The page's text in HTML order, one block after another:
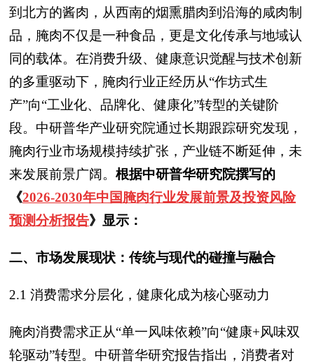
到北方的酱肉，从西南的烟熏腊肉到沿海的咸肉制
品，腌肉不仅是一种食品，更是文化传承与地域认
同的载体。在消费升级、健康意识觉醒与技术创新
的多重驱动下，腌肉行业正经历从“作坊式生
产”向“工业化、品牌化、健康化”转型的关键阶
段。中研普华产业研究院通过长期跟踪研究发现，
腌肉行业市场规模持续扩张，产业链不断延伸，未
来发展前景广阔。 根据中研普华研究院撰写的
《2026-2030年中国腌肉行业发展前景及投资风险
预测分析报告》显示：
二、市场发展现状：传统与现代的碰撞与融合
2.1 消费需求分层化，健康化成为核心驱动力
腌肉消费需求正从“单一风味依赖”向“健康+风味双
轮驱动”转型。中研普华研究报告指出，消费者对